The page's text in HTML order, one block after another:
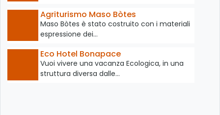
Agriturismo Maso Bòtes
Maso Bòtes è stato costruito con i materiali
espressione dei…
Eco Hotel Bonapace
Vuoi vivere una vacanza Ecologica, in una
struttura diversa dalle…